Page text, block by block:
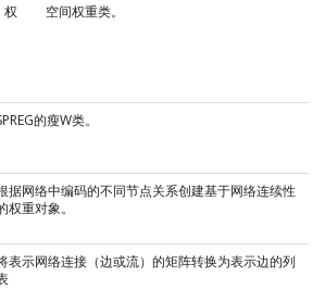
权
空间权重类。
的瘦W类。
据网络中编码的不同节点关系创建基于网络连续性
权重对象。
表示网络连接（边或流）的矩阵转换为表示边的列